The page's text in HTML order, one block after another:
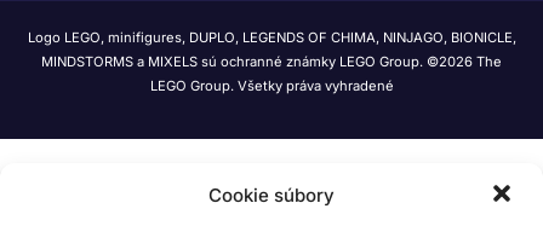
Cookie súbory
Logo LEGO, minifigures, DUPLO, LEGENDS OF CHIMA, NINJAGO, BIONICLE,
MINDSTORMS a MIXELS sú ochranné známky LEGO Group. ©2026 The
LEGO Group. Všetky práva vyhradené